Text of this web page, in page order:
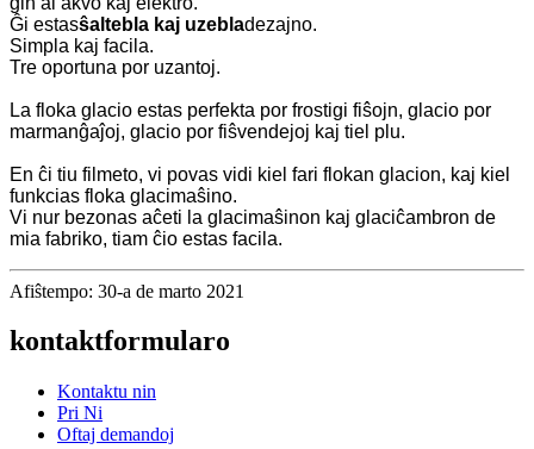
Ĝi estasŝaltebla kaj uzebladezajno.
Simpla kaj facila.
Tre oportuna por uzantoj.
La floka glacio estas perfekta por frostigi fiŝojn, glacio por
marmanĝaĵoj, glacio por fiŝvendejoj kaj tiel plu.
En ĉi tiu filmeto, vi povas vidi kiel fari flokan glacion, kaj kiel
funkcias floka glacimaŝino.
Vi nur bezonas aĉeti la glacimaŝinon kaj glaciĉambron de
mia fabriko, tiam ĉio estas facila.
Afiŝtempo: 30-a de marto 2021
kontaktformularo
Kontaktu nin
Pri Ni
Oftaj demandoj